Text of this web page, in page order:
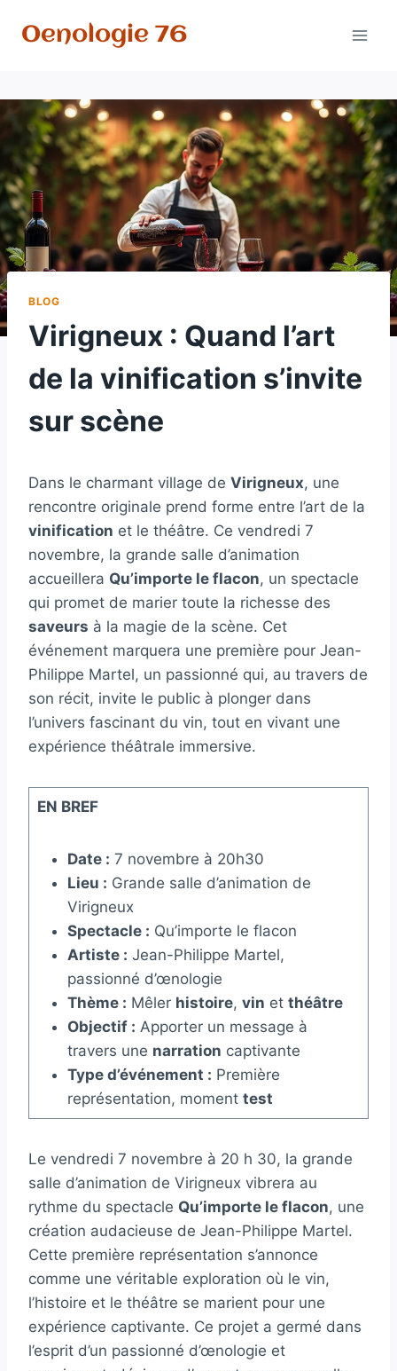
Oenologie 76
BLOG
Virigneux : Quand l’art
de la vinification s’invite
sur scène
Dans le charmant village de Virigneux, une
rencontre originale prend forme entre l’art de la
vinification et le théâtre. Ce vendredi 7
novembre, la grande salle d’animation
accueillera Qu’importe le flacon, un spectacle
qui promet de marier toute la richesse des
saveurs à la magie de la scène. Cet
événement marquera une première pour Jean-
Philippe Martel, un passionné qui, au travers de
son récit, invite le public à plonger dans
l’univers fascinant du vin, tout en vivant une
expérience théâtrale immersive.
EN BREF
Date : 7 novembre à 20h30
Lieu : Grande salle d’animation de
Virigneux
Spectacle : Qu’importe le flacon
Artiste : Jean-Philippe Martel,
passionné d’œnologie
Thème : Mêler histoire, vin et théâtre
Objectif : Apporter un message à
travers une narration captivante
Type d’événement : Première
représentation, moment test
Le vendredi 7 novembre à 20 h 30, la grande
salle d’animation de Virigneux vibrera au
rythme du spectacle Qu’importe le flacon, une
création audacieuse de Jean-Philippe Martel.
Cette première représentation s’annonce
comme une véritable exploration où le vin,
l’histoire et le théâtre se marient pour une
expérience captivante. Ce projet a germé dans
l’esprit d’un passionné d’œnologie et